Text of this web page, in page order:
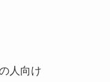
人向け